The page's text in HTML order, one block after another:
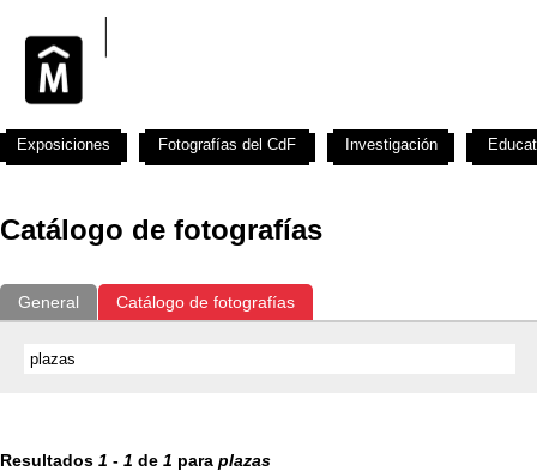
Catálogo de fotografías
General Catálogo de fotografías
Resultados 1 - 1 de 1 para plazas
Exposiciones Fotografías del CdF Investigación